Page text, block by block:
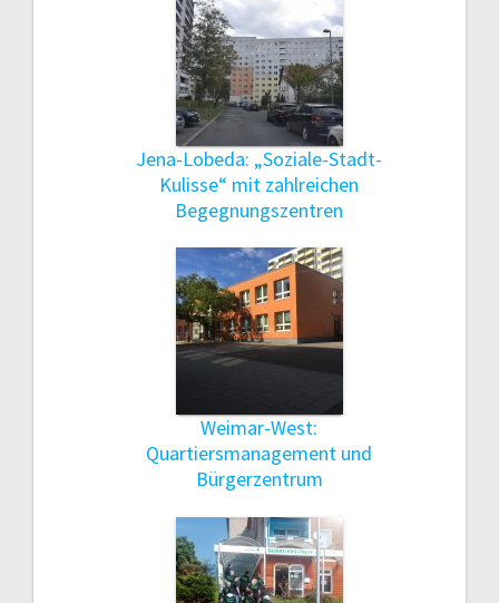
Jena-Lobeda: „Soziale-Stadt-
Kulisse“ mit zahlreichen
Begegnungszentren
Weimar-West:
Quartiersmanagement und
Bürgerzentrum